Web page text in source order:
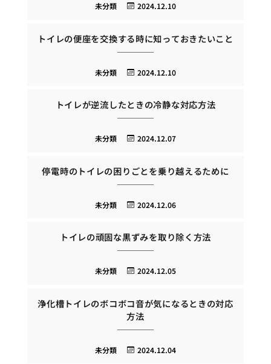
2024.12.10
未分類
トイレの便座を交換する時に知っておきたいこと
2024.12.10
未分類
トイレが逆流したときの冷静な対応方法
2024.12.07
未分類
停電時のトイレの困りごとを乗り越えるために
2024.12.06
未分類
トイレの頑固な黒ずみを取り除く方法
2024.12.05
未分類
浄化槽トイレのボコボコ音が気になるときの対応
方法
2024.12.04
未分類